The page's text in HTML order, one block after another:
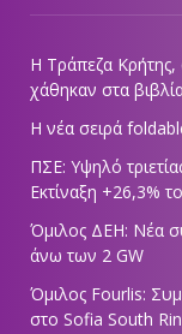
Η Τράπεζα
χάθηκαν στα
Η νέα σειρά
ΠΣΕ: Υψηλό
Εκτίναξη +26,3%
Όμιλος ΔΕΗ: Νέα
άνω των 2 GW
Όμιλος Fourlis:
στο Sofia South